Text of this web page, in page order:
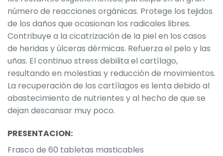
número de reacciones orgánicas. Protege los tejidos
de los daños que ocasionan los radicales libres.
Contribuye a la cicatrización de la piel en los casos
de heridas y úlceras dérmicas. Refuerza el pelo y las
uñas. El continuo stress debilita el cartílago,
resultando en molestias y reducción de movimientos.
La recuperación de los cartílagos es lenta debido al
abastecimiento de nutrientes y al hecho de que se
dejan descansar muy poco.
PRESENTACION:
Frasco de 60 tabletas masticables